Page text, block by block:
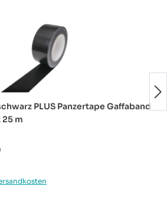
PLUS Panzertape Gaffaband
25 m